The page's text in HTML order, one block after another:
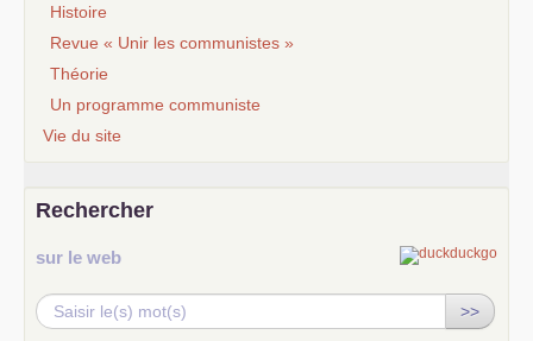
Histoire
Revue « Unir les communistes »
Théorie
Un programme communiste
Vie du site
Rechercher
sur le web
>>